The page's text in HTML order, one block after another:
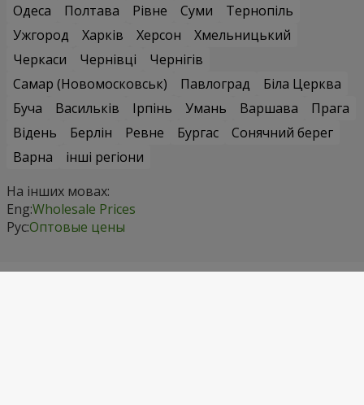
Одеса
Полтава Рівне Суми
Тернопіль
Ужгород
Харків Херсон
Хмельницький
Черкаси
Чернівці
Чернігів
Самар (Новомосковськ)
Павлоград
Біла Церква
Буча
Васильків Ірпінь Умань Варшава
Прага
Відень
Берлін Ревне Бургас
Сонячний берег
Варна
інші регіони
На інших мовах:
Eng:Wholesale Prices
Рус:Оптовые цены